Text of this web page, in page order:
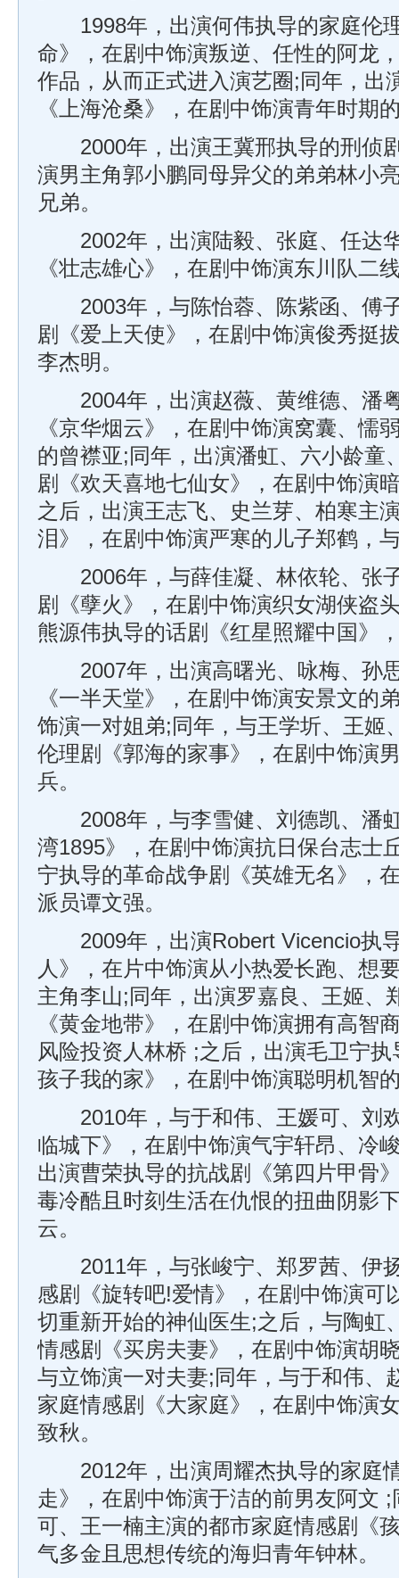
1998年，出演何伟执导的家庭伦
命》，在剧中饰演叛逆、任性的阿龙
作品，从而正式进入演艺圈;同年，出
《上海沧桑》，在剧中饰演青年时期
2000年，出演王冀邢执导的刑侦
演男主角郭小鹏同母异父的弟弟林小
兄弟。
2002年，出演陆毅、张庭、任达
《壮志雄心》，在剧中饰演东川队二
2003年，与陈怡蓉、陈紫函、傅
剧《爱上天使》，在剧中饰演俊秀挺
李杰明。
2004年，出演赵薇、黄维德、潘
《京华烟云》，在剧中饰演窝囊、懦
的曾襟亚;同年，出演潘虹、六小龄童
剧《欢天喜地七仙女》，在剧中饰演
之后，出演王志飞、史兰芽、柏寒主
泪》，在剧中饰演严寒的儿子郑鹤，
2006年，与薛佳凝、林依轮、张
剧《孽火》，在剧中饰演织女湖侠盗
熊源伟执导的话剧《红星照耀中国》
2007年，出演高曙光、咏梅、孙
《一半天堂》，在剧中饰演安景文的
饰演一对姐弟;同年，与王学圻、王姬
伦理剧《郭海的家事》，在剧中饰演
兵。
2008年，与李雪健、刘德凯、潘
湾1895》，在剧中饰演抗日保台志士
宁执导的革命战争剧《英雄无名》，
派员谭文强。
2009年，出演Robert Vicencio执
人》，在片中饰演从小热爱长跑、想
主角李山;同年，出演罗嘉良、王姬、
《黄金地带》，在剧中饰演拥有高智
风险投资人林桥 ;之后，出演毛卫宁
孩子我的家》，在剧中饰演聪明机智
2010年，与于和伟、王媛可、刘
临城下》，在剧中饰演气宇轩昂、冷
出演曹荣执导的抗战剧《第四片甲骨
毒冷酷且时刻生活在仇恨的扭曲阴影
云。
2011年，与张峻宁、郑罗茜、伊
感剧《旋转吧!爱情》，在剧中饰演可
切重新开始的神仙医生;之后，与陶虹
情感剧《买房夫妻》，在剧中饰演胡
与立饰演一对夫妻;同年，与于和伟、
家庭情感剧《大家庭》，在剧中饰演
致秋。
2012年，出演周耀杰执导的家庭
走》，在剧中饰演于洁的前男友阿文
可、王一楠主演的都市家庭情感剧《
气多金且思想传统的海归青年钟林。